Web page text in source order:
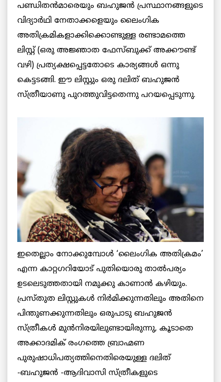
പണ്ഡിതന്‍മാരെയും ബഹുജന്‍ പ്രസ്ഥാനങ്ങളുടെ
വിദ്യാര്‍ഥി നേതാക്കളെയും ലൈംഗിക
അതിക്രമികളാക്കിക്കൊണ്ടുള്ള രണ്ടാമത്തെ
ലിസ്റ്റ് (ഒരു അജ്ഞാത ഫേസ്ബുക്ക് അക്കൗണ്ട്
വഴി) പ്രത്യക്ഷപ്പെട്ടതോടെ കാര്യങ്ങള്‍ ഒന്നു
കെട്ടടങ്ങി. ഈ ലിസ്റ്റും ഒരു ദലിത് ബഹുജന്‍
സ്ത്രീയാണു പുറത്തുവിട്ടതെന്നു പറയപ്പെടുന്നു.
ഇതെല്ലാം നോക്കുമ്പോള്‍ ‘ലൈംഗിക അതിക്രമം’
എന്ന കാറ്റഗറിയോട് പുതിയൊരു താല്‍പര്യം
ഉടലെടുത്തതായി നമുക്കു കാണാന്‍ കഴിയും.
പ്രസ്തുത ലിസ്റ്റുകള്‍ നിര്‍മിക്കുന്നതിലും അതിനെ
പിന്തുണക്കുന്നതിലും ഒരുപാടു ബഹുജന്‍
സ്ത്രീകള്‍ മുന്‍നിരയിലുണ്ടായിരുന്നു, കൂടാതെ
അക്കാദമിക് രംഗത്തെ ബ്രാഹ്മണ
പുരുഷാധിപത്യത്തിനെതിരെയുള്ള ദലിത്
-ബഹുജന്‍ -ആദിവാസി സ്ത്രീകളുടെ